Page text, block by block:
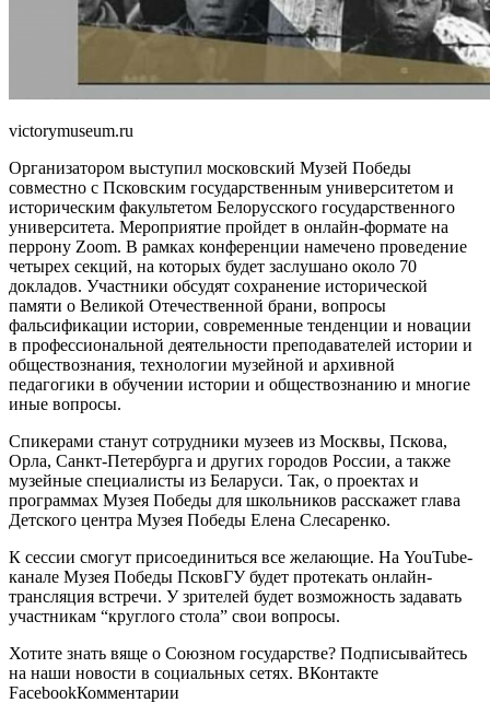
victorymuseum.ru
Организатором выступил московский Музей Победы
совместно с Псковским государственным университетом и
историческим факультетом Белорусского государственного
университета. Мероприятие пройдет в онлайн-формате на
перрону Zoom. В рамках конференции намечено проведение
четырех секций, на которых будет заслушано около 70
докладов. Участники обсудят сохранение исторической
памяти о Великой Отечественной брани, вопросы
фальсификации истории, современные тенденции и новации
в профессиональной деятельности преподавателей истории и
обществознания, технологии музейной и архивной
педагогики в обучении истории и обществознанию и многие
иные вопросы.
Спикерами станут сотрудники музеев из Москвы, Пскова,
Орла, Санкт-Петербурга и других городов России, а также
музейные специалисты из Беларуси. Так, о проектах и
программах Музея Победы для школьников расскажет глава
Детского центра Музея Победы Елена Слесаренко.
К сессии смогут присоединиться все желающие. На YouTube-
канале Музея Победы ПсковГУ будет протекать онлайн-
трансляция встречи. У зрителей будет возможность задавать
участникам “круглого стола” свои вопросы.
Хотите знать вяще о Союзном государстве? Подписывайтесь
на наши новости в социальных сетях. ВКонтакте
FacebookКомментарии